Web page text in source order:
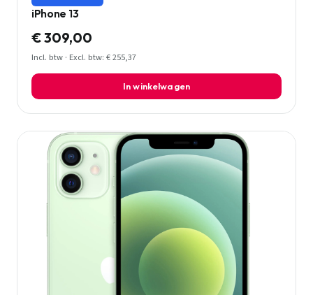
iPhone 13
€ 309,00
Incl. btw · Excl. btw: € 255,37
In winkelwagen